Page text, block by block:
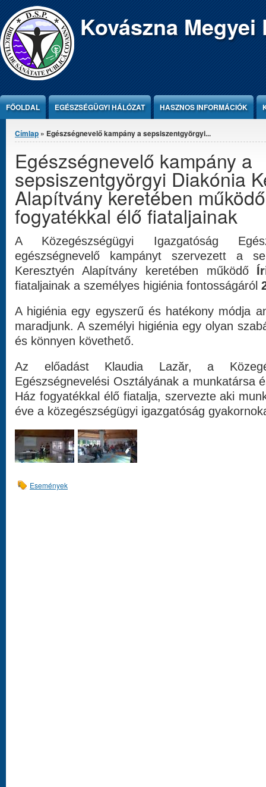
Jump to Content Kovászna
FŐOLDAL EGÉSZSÉGÜGYI HÁLÓZAT HASZNOS INFORMÁCIÓK
Jelenlegi hely
Címlap » Egészségnevelő kampány a sepsiszentgyörgyi...
Egészségnevelő kampány a
sepsiszentgyörgyi Diakónia
Alapítvány keretében
fogyatékkal élő fiataljainak
A Közegészségügyi Igazgatóság
egészségnevelő kampányt szervezett a
Keresztyén Alapítvány keretében működő
fiataljainak a személyes higiénia fontosságáról
A higiénia egy egyszerű és hatékony módja
maradjunk. A személyi higiénia egy olyan
és könnyen követhető.
Az előadást Klaudia Lazăr, a
Egészségnevelési Osztályának a munkatársa
Ház fogyatékkal élő fiatalja, szervezte aki
éve a közegészségügyi igazgatóság
Események